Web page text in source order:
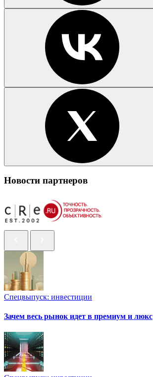
Новости партнеров
Спецвыпуск: инвестиции
Зачем весь рынок идет в премиум и люкс